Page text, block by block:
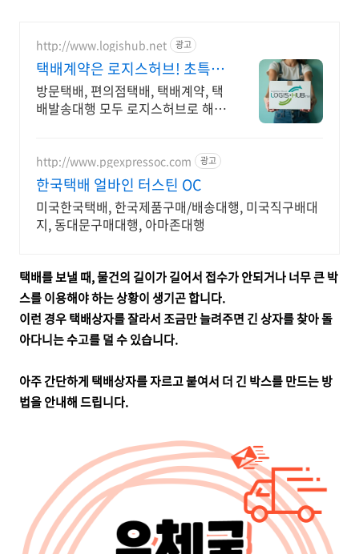
http://www.logishub.net 광고
택배계약은 로지스허브! 초특가
방문택배
방문택배, 편의점택배, 택배계약, 택
배발송대행 모두 로지스허브로 해결
http://www.pgexpressoc.com 광고
한국택배 얼바인 터스틴 OC
미국한국택배, 한국제품구매/배송대행, 미국직구배대
지, 동대문구매대행, 아마존대행
택배를 보낼 때, 물건의 길이가 길어서 접수가 안되거나 너무 큰 박
스를 이용해야 하는 상황이 생기곤 합니다.
이런 경우 택배상자를 잘라서 조금만 늘려주면 긴 상자를 찾아 돌
아다니는 수고를 덜 수 있습니다.
아주 간단하게 택배상자를 자르고 붙여서 더 긴 박스를 만드는 방
법을 안내해 드립니다.